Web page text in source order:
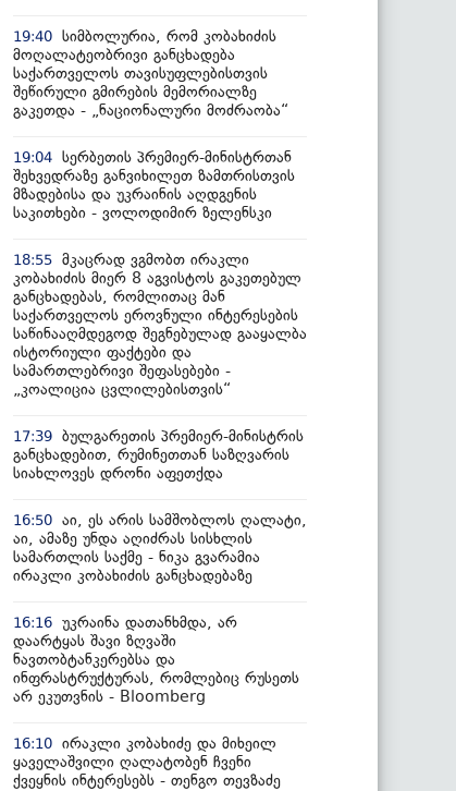
19:40 სიმბოლურია, რომ კობახიძის
მოღალატეობრივი განცხადება
საქართველოს თავისუფლებისთვის
შეწირული გმირების მემორიალზე
გაკეთდა - „ნაციონალური მოძრაობა“
19:04 სერბეთის პრემიერ-მინისტრთან
შეხვედრაზე განვიხილეთ ზამთრისთვის
მზადებისა და უკრაინის აღდგენის
საკითხები - ვოლოდიმირ ზელენსკი
18:55 მკაცრად ვგმობთ ირაკლი
კობახიძის მიერ 8 აგვისტოს გაკეთებულ
განცხადებას, რომლითაც მან
საქართველოს ეროვნული ინტერესების
საწინააღმდეგოდ შეგნებულად გააყალბა
ისტორიული ფაქტები და
სამართლებრივი შეფასებები -
„კოალიცია ცვლილებისთვის“
17:39 ბულგარეთის პრემიერ-მინისტრის
განცხადებით, რუმინეთთან საზღვარის
სიახლოვეს დრონი აფეთქდა
16:50 აი, ეს არის სამშობლოს ღალატი,
აი, ამაზე უნდა აღიძრას სისხლის
სამართლის საქმე - ნიკა გვარამია
ირაკლი კობახიძის განცხადებაზე
16:16 უკრაინა დათანხმდა, არ
დაარტყას შავი ზღვაში
ნავთობტანკერებსა და
ინფრასტრუქტურას, რომლებიც რუსეთს
არ ეკუთვნის - Bloomberg
16:10 ირაკლი კობახიძე და მიხეილ
ყაველაშვილი ღალატობენ ჩვენი
ქვეყნის ინტერესებს - თენგო თევზაძე